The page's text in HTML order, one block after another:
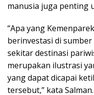
manusia juga penting
“Apa yang
berinvestasi di
sekitar destinasi
merupakan ilustrasi
yang dapat dicapai
tersebut,” kata Salman.